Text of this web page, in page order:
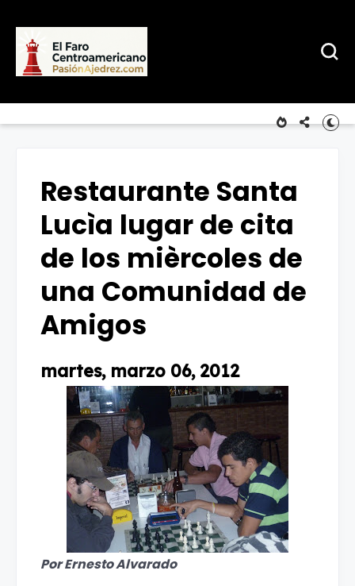
Restaurante Santa
Lucìa lugar de cita
de los mièrcoles de
una Comunidad de
Amigos
martes, marzo 06, 2012
Por Ernesto Alvarado